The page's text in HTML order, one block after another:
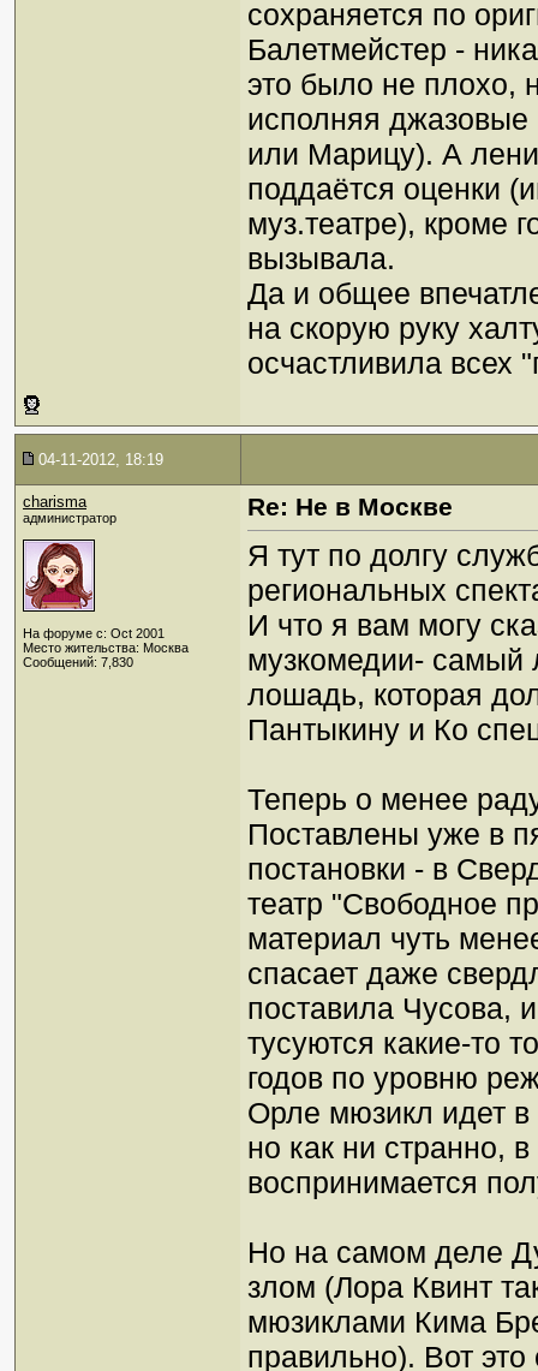
сохраняется по
Балетмейстер -
это было не плохо,
исполняя
или Марицу). А
поддаётся оценки
муз.театре), кроме
вызывала.
Да и общее
на скорую руку
осчастливила всех
04-11-2012, 18:19
charisma
администратор
На форуме с: Oct 2001
Место жительства: Москва
Сообщений: 7,830
Re: Не в Москве
Я тут по долгу
региональных
И что я вам могу
музкомедии- самый
лошадь, которая
Пантыкину и Ко
Теперь о менее
Поставлены уже в
постановки - в
театр "Cвободное
материал чуть
спасает даже
поставила Чусова,
тусуются какие-то
годов по уровню
Орле мюзикл идет в
но как ни странно,
воспринимается
Но на самом деле
злом (Лора Квинт
мюзиклами Кима
правильно). Вот